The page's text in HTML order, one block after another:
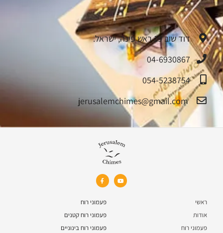
דוד שוב 19 ראש פינה, ישראל.
04-6930867
054-5238754
jerusalemchimes@gmail.com‏
ראשי
אודות
פעמוני רוח
פעמוני רוח
פעמוני רוח קטנים
פעמוני רוח בינוניים